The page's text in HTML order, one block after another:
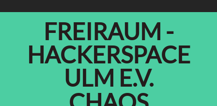
FREIRAUM -
HACKERSPACE
ULM E.V.